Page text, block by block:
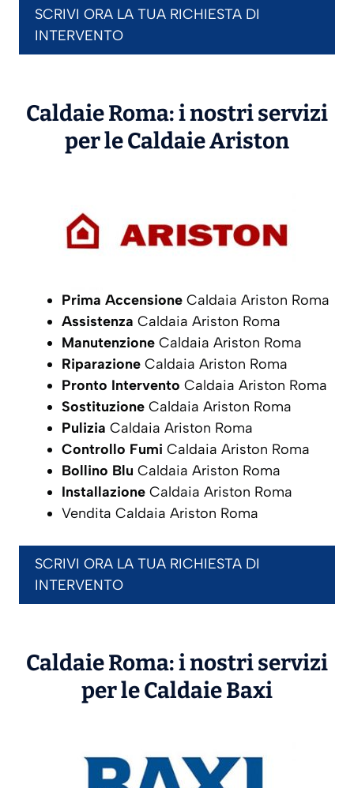
SCRIVI ORA LA TUA RICHIESTA DI
INTERVENTO
Caldaie Roma: i nostri servizi
per le CaldaieAriston
Prima Accensione Caldaia Ariston Roma
Assistenza Caldaia Ariston Roma
Manutenzione Caldaia Ariston Roma
Riparazione Caldaia Ariston Roma
Pronto Intervento Caldaia Ariston Roma
Sostituzione Caldaia Ariston Roma
Pulizia Caldaia Ariston Roma
Controllo Fumi Caldaia Ariston Roma
Bollino Blu Caldaia Ariston Roma
Installazione Caldaia Ariston Roma
Vendita Caldaia Ariston Roma
SCRIVI ORA LA TUA RICHIESTA DI
INTERVENTO
Caldaie Roma: i nostri servizi
per le CaldaieBaxi